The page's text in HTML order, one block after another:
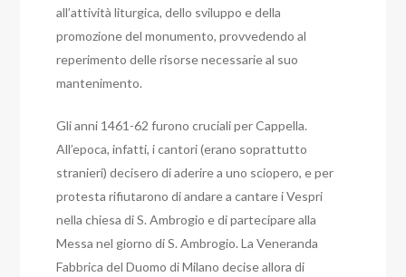
all’attività liturgica, dello sviluppo e della
promozione del monumento, provvedendo al
reperimento delle risorse necessarie al suo
mantenimento.
Gli anni 1461-62 furono cruciali per Cappella.
All’epoca, infatti, i cantori (erano soprattutto
stranieri) decisero di aderire a uno sciopero, e per
protesta rifiutarono di andare a cantare i Vespri
nella chiesa di S. Ambrogio e di partecipare alla
Messa nel giorno di S. Ambrogio. La Veneranda
Fabbrica del Duomo di Milano decise allora di